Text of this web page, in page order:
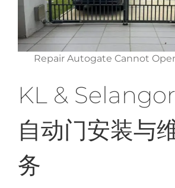
Repair Autogate Cannot
KL & Selangor
自动门安装与
务